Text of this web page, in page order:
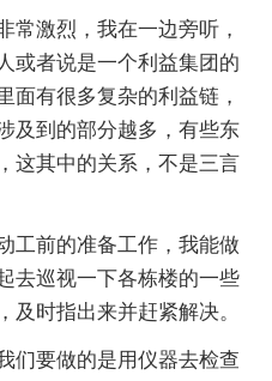
常激烈，我在一边旁听，
或者说是一个利益集团的
面有很多复杂的利益链，
及到的部分越多，有些东
这其中的关系，不是三言
工前的准备工作，我能做
去巡视一下各栋楼的一些
及时指出来并赶紧解决。
们要做的是用仪器去检查